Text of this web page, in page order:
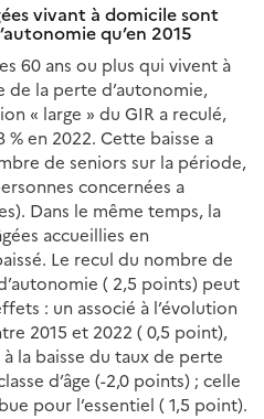
vivant à domicile sont
qu’en 2015
60 ans ou plus qui vivent à
de la perte d’autonomie,
« large » du GIR a reculé,
% en 2022. Cette baisse a
de seniors sur la période,
concernées a
Dans le même temps, la
accueillies en
Le recul du nombre de
( 2,5 points) peut
: un associé à l’évolution
2015 et 2022 ( 0,5 point),
la baisse du taux de perte
d’âge (-2,0 points) ; celle
pour l’essentiel ( 1,5 point).